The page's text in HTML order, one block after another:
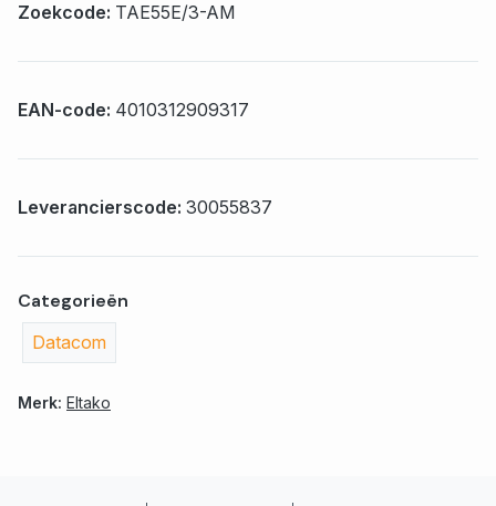
Zoekcode: TAE55E/3-AM
EAN-code: 4010312909317
Leverancierscode: 30055837
Categorieën
Datacom
Merk: Eltako